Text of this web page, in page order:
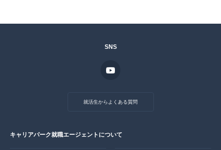
SNS
就活生からよくある質問
キャリアパーク就職エージェントについて